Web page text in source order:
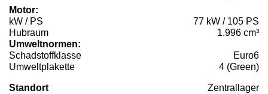
Motor:
kW / PS
77 kW / 105 PS
Hubraum
1.996 cm³
Umweltnormen:
Schadstoffklasse
Euro6
Umweltplakette
4 (Green)
Standort Zentrallager